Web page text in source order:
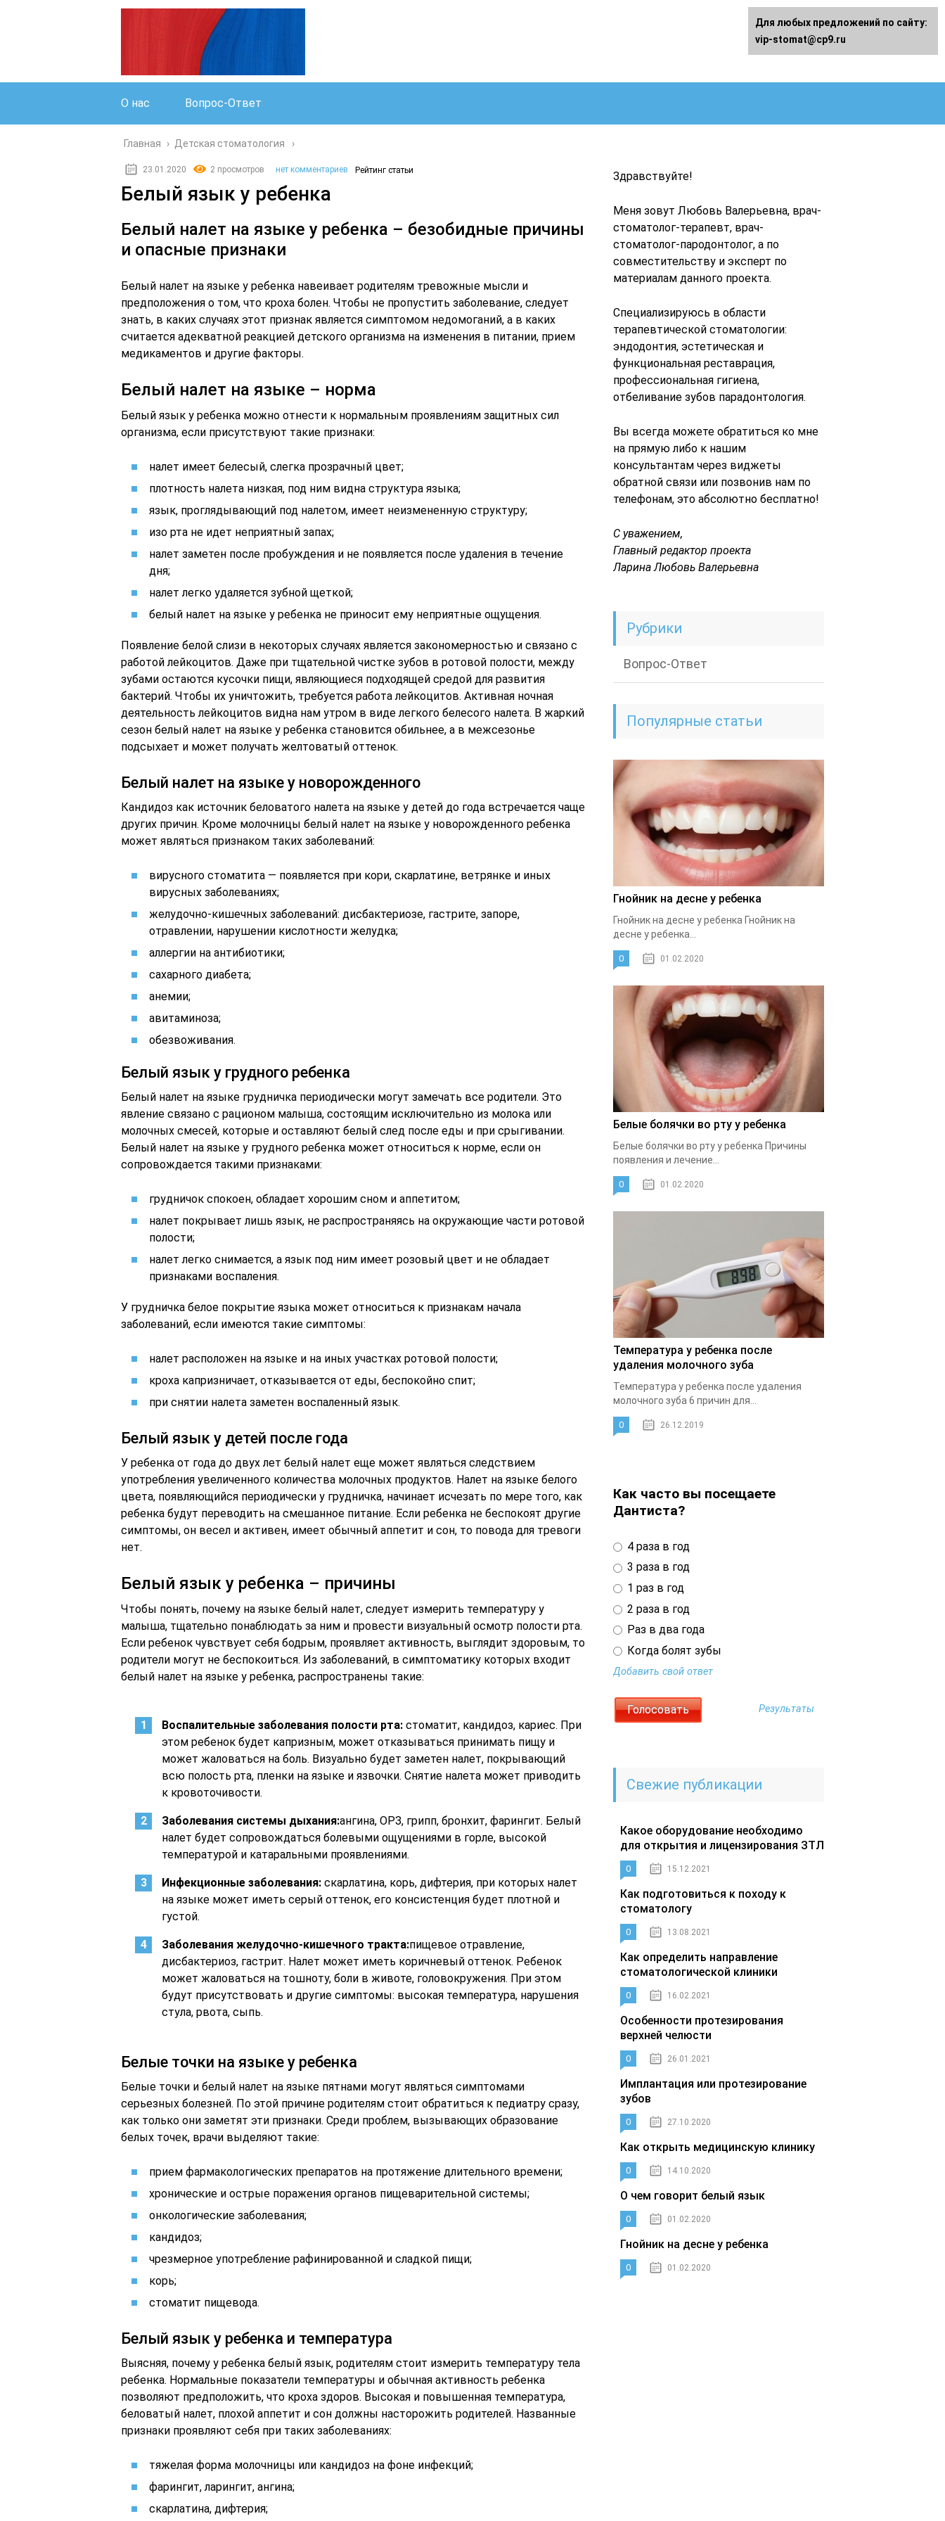
О нас Вопрос-Ответ
Главная › Детская стоматология
23.01.2020 2 просмотров нет комментариев Рейтинг статьи
Белый язык у ребенка
Белый налет на языке у ребенка – безобидные причины
и опасные признаки
Белый налет на языке у ребенка навеивает родителям тревожные мысли и
предположения о том, что кроха болен. Чтобы не пропустить заболевание, следует
знать, в каких случаях этот признак является симптомом недомоганий, а в каких
считается адекватной реакцией детского организма на изменения в питании, прием
медикаментов и другие факторы.
Белый налет на языке – норма
Белый язык у ребенка можно отнести к нормальным проявлениям защитных сил
организма, если присутствуют такие признаки:
налет имеет белесый, слегка прозрачный цвет;
плотность налета низкая, под ним видна структура языка;
язык, проглядывающий под налетом, имеет неизмененную структуру;
изо рта не идет неприятный запах;
налет заметен после пробуждения и не появляется после удаления в течение
дня;
налет легко удаляется зубной щеткой;
белый налет на языке у ребенка не приносит ему неприятные ощущения.
Появление белой слизи в некоторых случаях является закономерностью и связано с
работой лейкоцитов. Даже при тщательной чистке зубов в ротовой полости, между
зубами остаются кусочки пищи, являющиеся подходящей средой для развития
бактерий. Чтобы их уничтожить, требуется работа лейкоцитов. Активная ночная
деятельность лейкоцитов видна нам утром в виде легкого белесого налета. В жаркий
сезон белый налет на языке у ребенка становится обильнее, а в межсезонье
подсыхает и может получать желтоватый оттенок.
Белый налет на языке у новорожденного
Кандидоз как источник беловатого налета на языке у детей до года встречается чаще
других причин. Кроме молочницы белый налет на языке у новорожденного ребенка
может являться признаком таких заболеваний:
вирусного стоматита — появляется при кори, скарлатине, ветрянке и иных
вирусных заболеваниях;
желудочно-кишечных заболеваний: дисбактериозе, гастрите, запоре,
отравлении, нарушении кислотности желудка;
аллергии на антибиотики;
сахарного диабета;
анемии;
авитаминоза;
обезвоживания.
Белый язык у грудного ребенка
Белый налет на языке грудничка периодически могут замечать все родители. Это
явление связано с рационом малыша, состоящим исключительно из молока или
молочных смесей, которые и оставляют белый след после еды и при срыгивании.
Белый налет на языке у грудного ребенка может относиться к норме, если он
сопровождается такими признаками:
грудничок спокоен, обладает хорошим сном и аппетитом;
налет покрывает лишь язык, не распространяясь на окружающие части ротовой
полости;
налет легко снимается, а язык под ним имеет розовый цвет и не обладает
признаками воспаления.
У грудничка белое покрытие языка может относиться к признакам начала
заболеваний, если имеются такие симптомы:
налет расположен на языке и на иных участках ротовой полости;
кроха капризничает, отказывается от еды, беспокойно спит;
при снятии налета заметен воспаленный язык.
Белый язык у детей после года
У ребенка от года до двух лет белый налет еще может являться следствием
употребления увеличенного количества молочных продуктов. Налет на языке белого
цвета, появляющийся периодически у грудничка, начинает исчезать по мере того, как
ребенка будут переводить на смешанное питание. Если ребенка не беспокоят другие
симптомы, он весел и активен, имеет обычный аппетит и сон, то повода для тревоги
нет.
Белый язык у ребенка – причины
Чтобы понять, почему на языке белый налет, следует измерить температуру у
малыша, тщательно понаблюдать за ним и провести визуальный осмотр полости рта.
Если ребенок чувствует себя бодрым, проявляет активность, выглядит здоровым, то
родители могут не беспокоиться. Из заболеваний, в симптоматику которых входит
белый налет на языке у ребенка, распространены такие:
Воспалительные заболевания полости рта: стоматит, кандидоз, кариес. При
этом ребенок будет капризным, может отказываться принимать пищу и
может жаловаться на боль. Визуально будет заметен налет, покрывающий
всю полость рта, пленки на языке и язвочки. Снятие налета может приводить
к кровоточивости.
Заболевания системы дыхания:ангина, ОРЗ, грипп, бронхит, фарингит. Белый
налет будет сопровождаться болевыми ощущениями в горле, высокой
температурой и катаральными проявлениями.
Инфекционные заболевания: скарлатина, корь, дифтерия, при которых налет
на языке может иметь серый оттенок, его консистенция будет плотной и
густой.
Заболевания желудочно-кишечного тракта:пищевое отравление,
дисбактериоз, гастрит. Налет может иметь коричневый оттенок. Ребенок
может жаловаться на тошноту, боли в животе, головокружения. При этом
будут присутствовать и другие симптомы: высокая температура, нарушения
стула, рвота, сыпь.
Белые точки на языке у ребенка
Белые точки и белый налет на языке пятнами могут являться симптомами
серьезных болезней. По этой причине родителям стоит обратиться к педиатру сразу,
как только они заметят эти признаки. Среди проблем, вызывающих образование
белых точек, врачи выделяют такие:
прием фармакологических препаратов на протяжение длительного времени;
хронические и острые поражения органов пищеварительной системы;
онкологические заболевания;
кандидоз;
чрезмерное употребление рафинированной и сладкой пищи;
корь;
стоматит пищевода.
Белый язык у ребенка и температура
Выясняя, почему у ребенка белый язык, родителям стоит измерить температуру тела
ребенка. Нормальные показатели температуры и обычная активность ребенка
позволяют предположить, что кроха здоров. Высокая и повышенная температура,
беловатый налет, плохой аппетит и сон должны насторожить родителей. Названные
признаки проявляют себя при таких заболеваниях:
тяжелая форма молочницы или кандидоз на фоне инфекций;
фарингит, ларингит, ангина;
скарлатина, дифтерия;
Здравствуйте!
Меня зовут Любовь Валерьевна, врач-
стоматолог-терапевт, врач-
стоматолог-пародонтолог, а по
совместительству и эксперт по
материалам данного проекта.
Специализируюсь в области
терапевтической стоматологии:
эндодонтия, эстетическая и
функциональная реставрация,
профессиональная гигиена,
отбеливание зубов парадонтология.
Вы всегда можете обратиться ко мне
на прямую либо к нашим
консультантам через виджеты
обратной связи или позвонив нам по
телефонам, это абсолютно бесплатно!
С уважением,
Главный редактор проекта
Ларина Любовь Валерьевна
Рубрики
Вопрос-Ответ
Популярные статьи
Гнойник на десне у ребенка
Гнойник на десне у ребенка Гнойник на
десне у ребенка...
0 01.02.2020
Белые болячки во рту у ребенка
Белые болячки во рту у ребенка Причины
появления и лечение...
0 01.02.2020
Температура у ребенка после
удаления молочного зуба
Температура у ребенка после удаления
молочного зуба 6 причин для...
0 26.12.2019
Как часто вы посещаете
Дантиста?
4 раза в год
3 раза в год
1 раз в год
2 раза в год
Раз в два года
Когда болят зубы
Добавить свой ответ
Результаты
Свежие публикации
Какое оборудование необходимо
для открытия и лицензирования ЗТЛ
0 15.12.2021
Как подготовиться к походу к
стоматологу
0 13.08.2021
Как определить направление
стоматологической клиники
0 16.02.2021
Особенности протезирования
верхней челюсти
0 26.01.2021
Имплантация или протезирование
зубов
0 27.10.2020
Как открыть медицинскую клинику
0 14.10.2020
О чем говорит белый язык
0 01.02.2020
Гнойник на десне у ребенка
0 01.02.2020
Для любых предложений по сайту:
vip-stomat@cp9.ru